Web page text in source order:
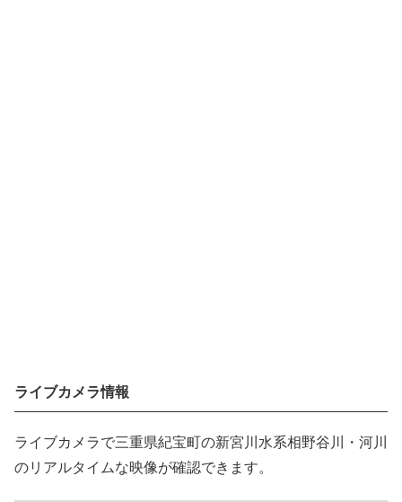
ライブカメラ情報
ライブカメラで三重県紀宝町の新宮川水系相野谷川・河川
のリアルタイムな映像が確認できます。